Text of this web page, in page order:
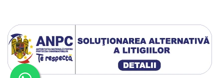
Protectia circuitului
Dispozitiv de detectare a
defectelor de arc electric AFDD+
Limitator de supratensiuni